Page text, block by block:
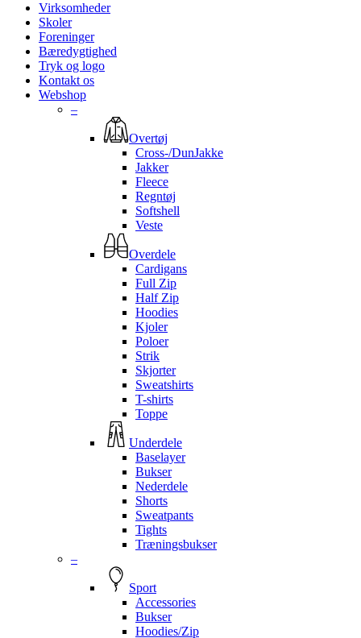
Virksomheder
Skoler
Foreninger
Bæredygtighed
Tryk og logo
Kontakt os
Webshop
–
Overtøj
Cross-/DunJakke
Jakker
Fleece
Regntøj
Softshell
Veste
Overdele
Cardigans
Full Zip
Half Zip
Hoodies
Kjoler
Poloer
Strik
Skjorter
Sweatshirts
T-shirts
Toppe
Underdele
Baselayer
Bukser
Nederdele
Shorts
Sweatpants
Tights
Træningsbukser
–
Sport
Accessories
Bukser
Hoodies/Zip